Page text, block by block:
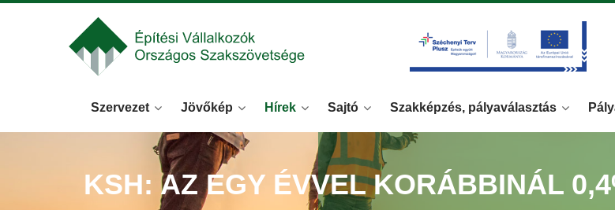
Szervezet Jövőkép Hírek Sajtó Szakképzés, pályaválasztás
KSH: AZ EGY ÉVVEL KORÁBBINÁL